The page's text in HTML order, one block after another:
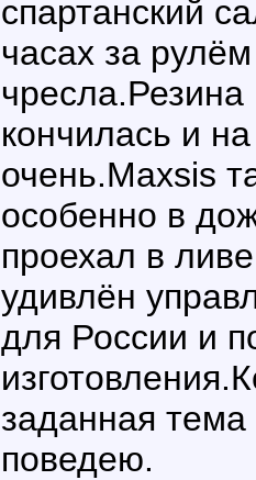
спартанский
часах за
кончилась и
очень.Maxsis
особенно в
проехал в
удивлён
для России и
заданная
поведею.